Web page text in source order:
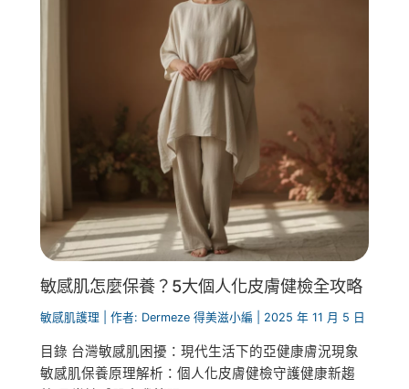
敏感肌怎麼保養？5大個人化皮膚健檢全攻略
敏感肌護理 | 作者: Dermeze 得美滋小編 2025 年 11 月 5 日
目錄 台灣敏感肌困擾：現代生活下的亞健康膚況現象
敏感肌保養原理解析：個人化皮膚健檢守護健康新趨